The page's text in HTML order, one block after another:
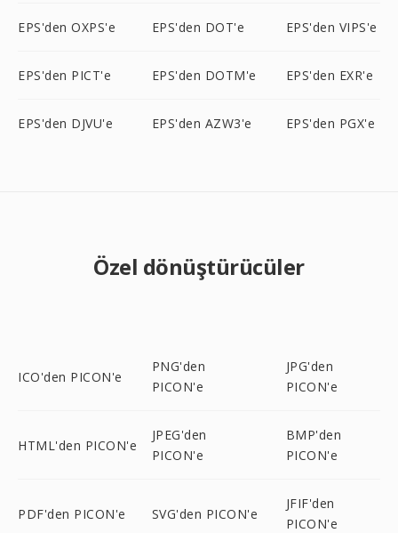
EPS'den OXPS'e EPS'den DOT'e EPS'den VIPS'e
EPS'den PICT'e EPS'den DOTM'e EPS'den EXR'e
EPS'den DJVU'e EPS'den AZW3'e EPS'den PGX'e
Özel dönüştürücüler
ICO'den PICON'e
PNG'den
PICON'e
JPG'den
PICON'e
HTML'den PICON'e
JPEG'den
PICON'e
BMP'den
PICON'e
PDF'den PICON'e SVG'den PICON'e
JFIF'den
PICON'e